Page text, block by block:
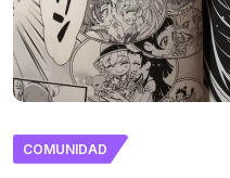
COMUNIDAD